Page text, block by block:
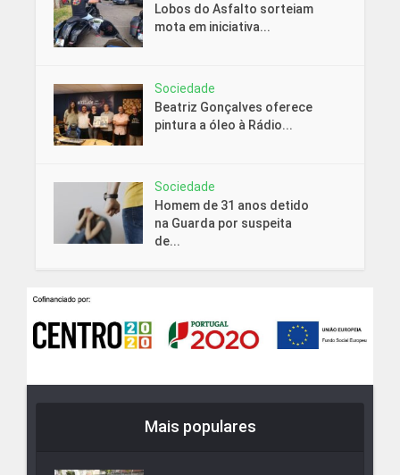
Lobos do Asfalto sorteiam
mota em iniciativa...
Sociedade
Beatriz Gonçalves oferece
pintura a óleo à Rádio...
Sociedade
Homem de 31 anos detido
na Guarda por suspeita
de...
Mais populares